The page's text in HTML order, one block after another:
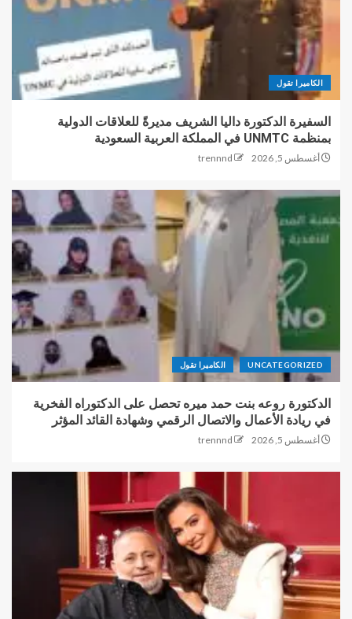
الكاميرا تقول
السفيرة الدكتورة داليا الشريف مديرةً للعلاقات الدولية
بمنظمة UNMTC في المملكة العربية السعودية
أغسطس 5, 2026 trennnd
UNCATEGORIZED الكاميرا تقول
الدكتورة روعه بنت حمد ميره تحصل على الدكتوراه الفخرية
في ريادة الأعمال والاتصال الرقمي وشهادة القائد المؤثر
أغسطس 5, 2026 trennnd